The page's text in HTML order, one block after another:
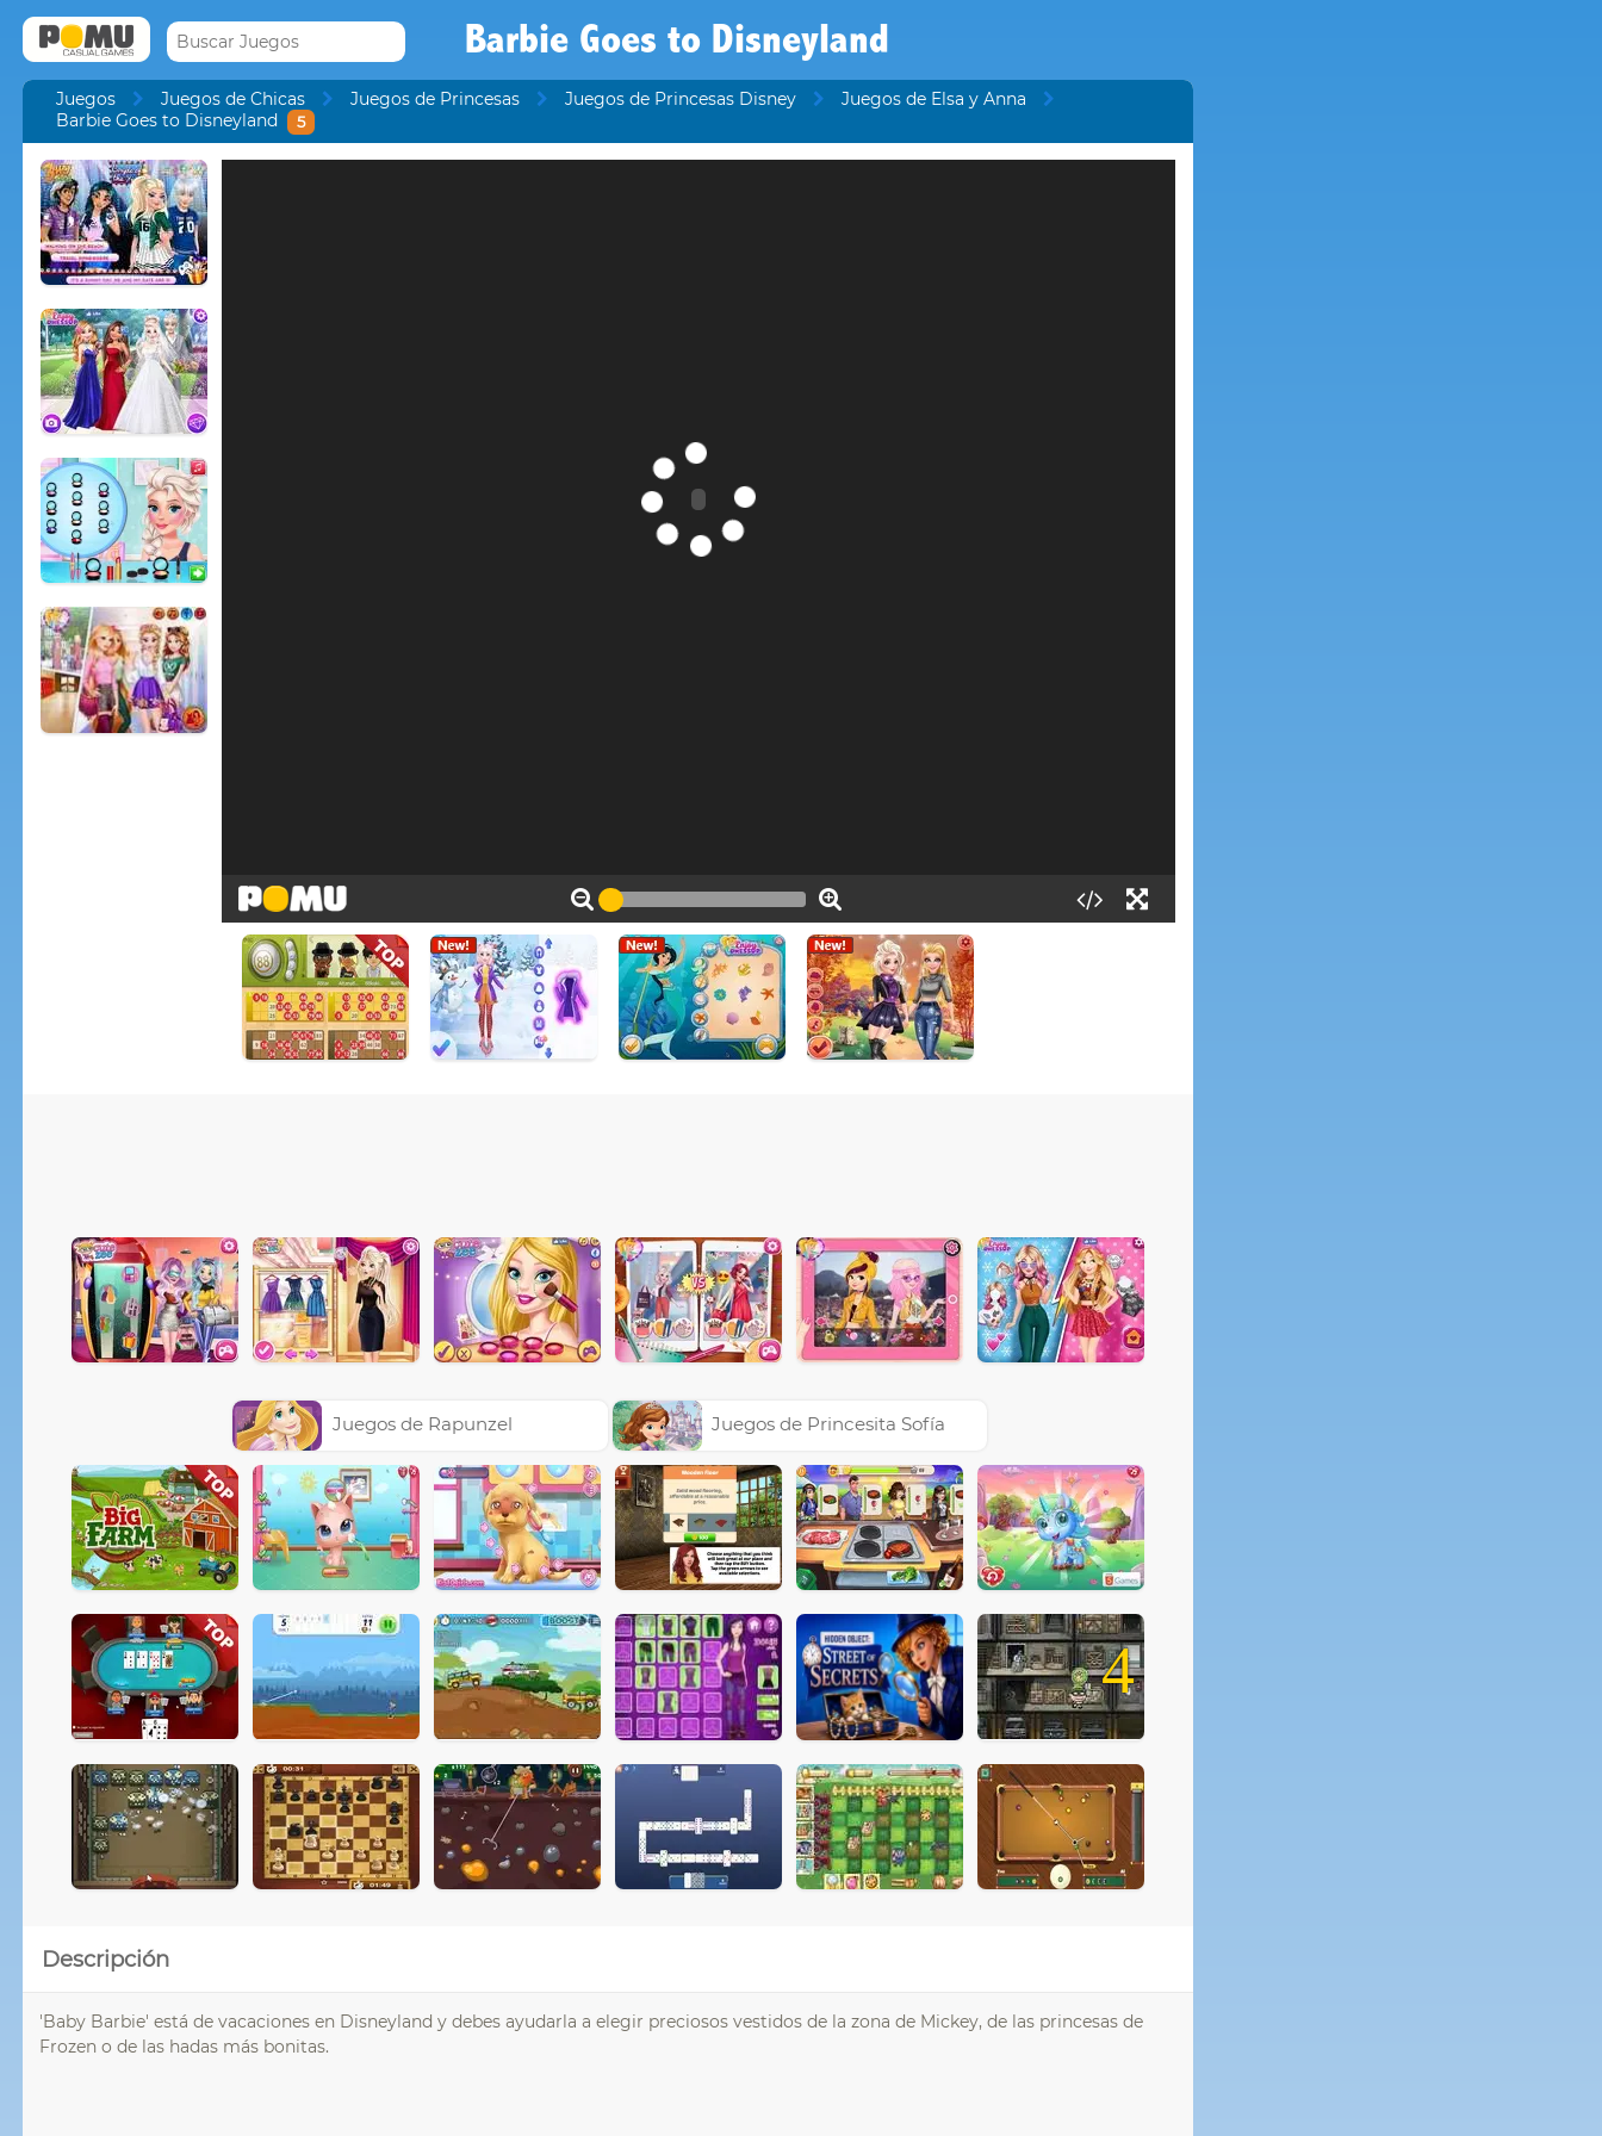
Barbie Goes to Disneyland
Juegos Juegos de Chicas Juegos de Princesas Juegos de Princesas Disney
Juegos de Elsa y Anna
Barbie Goes to Disneyland
5
Juegos de Rapunzel Juegos de Princesita Sofía
4
Descripción
'Baby Barbie' está de vacaciones en Disneyland y debes ayudarla a elegir preciosos vestidos de la zona de Mickey, de las princesas de
Frozen o de las hadas más bonitas.